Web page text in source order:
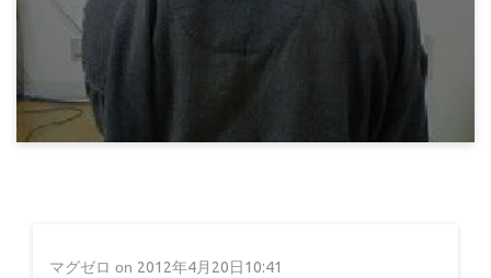
三つ編みどり♪
マグゼロ on 2012年4月20日10:41